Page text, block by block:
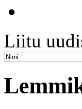
Liitu